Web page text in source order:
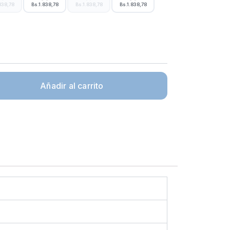
Bs.1.838,78 Bs.1.838,78 Bs.1.838,78
Añadir al carrito